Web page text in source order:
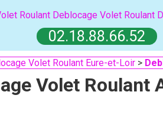
Roulant Deblocage Volet Roulant
02.18.88.66.52
Volet Roulant Eure-et-Loir >
Volet Roulant